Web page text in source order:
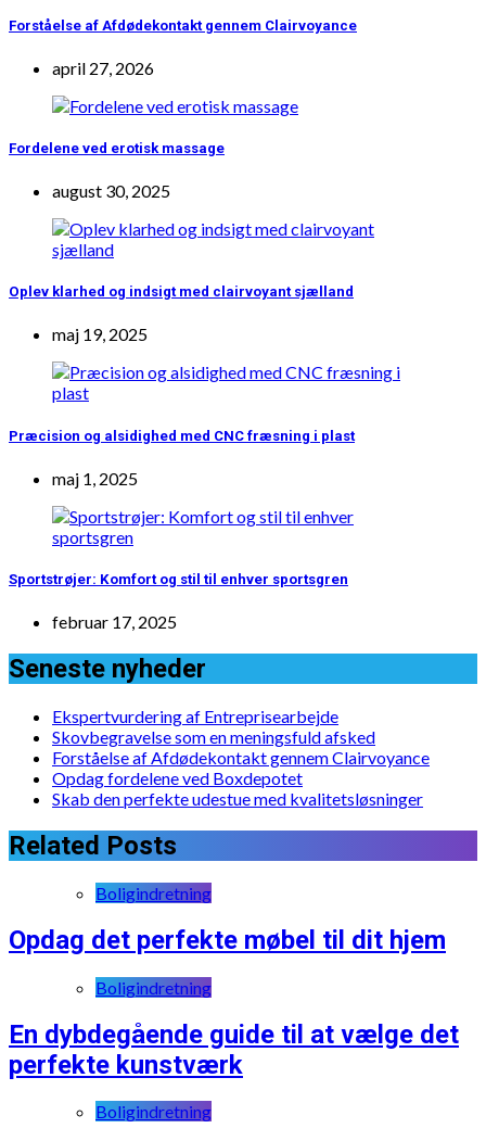
Forståelse af Afdødekontakt gennem Clairvoyance
april 27, 2026
Fordelene ved erotisk massage
august 30, 2025
Oplev klarhed og indsigt med clairvoyant sjælland
maj 19, 2025
Præcision og alsidighed med CNC fræsning i plast
maj 1, 2025
Sportstrøjer: Komfort og stil til enhver sportsgren
februar 17, 2025
Seneste nyheder
Ekspertvurdering af Entreprisearbejde
Skovbegravelse som en meningsfuld afsked
Forståelse af Afdødekontakt gennem Clairvoyance
Opdag fordelene ved Boxdepotet
Skab den perfekte udestue med kvalitetsløsninger
Related Posts
Boligindretning
Opdag det perfekte møbel til dit hjem
Boligindretning
En dybdegående guide til at vælge det
perfekte kunstværk
Boligindretning